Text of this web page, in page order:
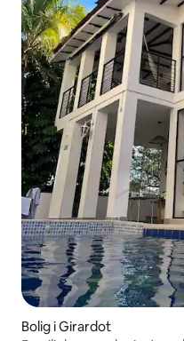
Bolig i Girardot